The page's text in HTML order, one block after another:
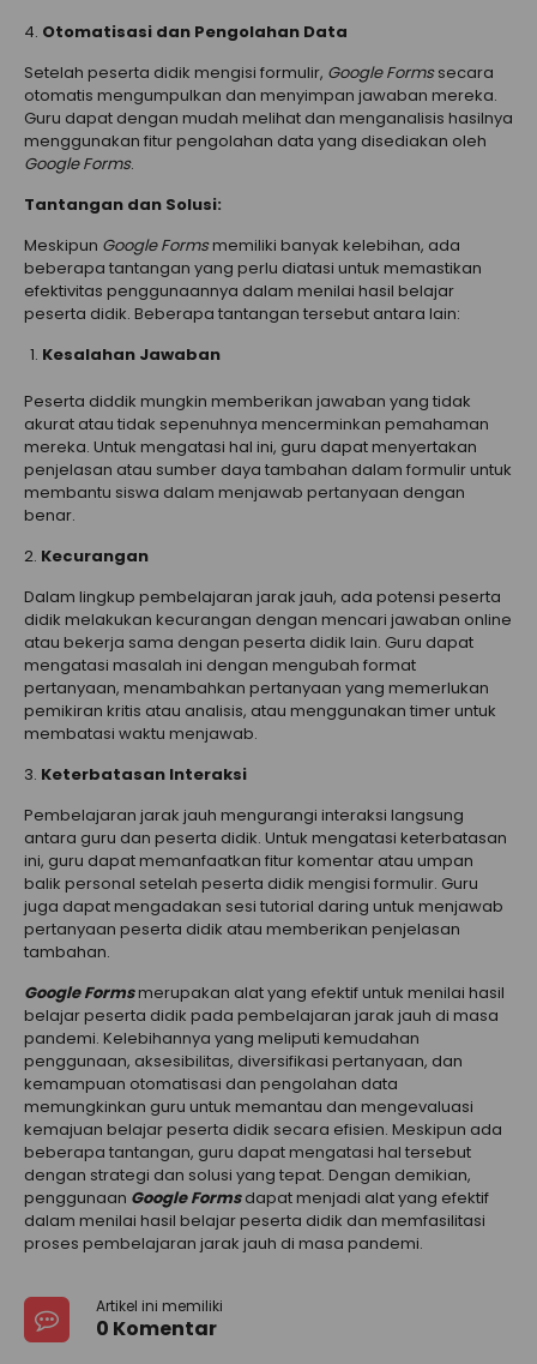
4. Otomatisasi dan Pengolahan Data
Setelah peserta didik mengisi formulir, Google Formssecara
otomatis mengumpulkan dan menyimpan jawaban mereka.
Guru dapat dengan mudah melihat dan menganalisis hasilnya
menggunakan fitur pengolahan data yang disediakan oleh
Google Forms.
Tantangan dan Solusi:
Meskipun Google Formsmemiliki banyak kelebihan, ada
beberapa tantangan yang perlu diatasi untuk memastikan
efektivitas penggunaannya dalam menilai hasil belajar
peserta didik. Beberapa tantangan tersebut antara lain:
Kesalahan Jawaban
Peserta diddik mungkin memberikan jawaban yang tidak
akurat atau tidak sepenuhnya mencerminkan pemahaman
mereka. Untuk mengatasi hal ini, guru dapat menyertakan
penjelasan atau sumber daya tambahan dalam formulir untuk
membantu siswa dalam menjawab pertanyaan dengan
benar.
2. Kecurangan
Dalam lingkup pembelajaran jarak jauh, ada potensi peserta
didik melakukan kecurangan dengan mencari jawaban online
atau bekerja sama dengan peserta didik lain. Guru dapat
mengatasi masalah ini dengan mengubah format
pertanyaan, menambahkan pertanyaan yang memerlukan
pemikiran kritis atau analisis, atau menggunakan timer untuk
membatasi waktu menjawab.
3. Keterbatasan Interaksi
Pembelajaran jarak jauh mengurangi interaksi langsung
antara guru dan peserta didik. Untuk mengatasi keterbatasan
ini, guru dapat memanfaatkan fitur komentar atau umpan
balik personal setelah peserta didik mengisi formulir. Guru
juga dapat mengadakan sesi tutorial daring untuk menjawab
pertanyaan peserta didik atau memberikan penjelasan
tambahan.
Google Formsmerupakan alat yang efektif untuk menilai hasil
belajar peserta didik pada pembelajaran jarak jauh di masa
pandemi. Kelebihannya yang meliputi kemudahan
penggunaan, aksesibilitas, diversifikasi pertanyaan, dan
kemampuan otomatisasi dan pengolahan data
memungkinkan guru untuk memantau dan mengevaluasi
kemajuan belajar peserta didik secara efisien. Meskipun ada
beberapa tantangan, guru dapat mengatasi hal tersebut
dengan strategi dan solusi yang tepat. Dengan demikian,
penggunaan Google Forms dapat menjadi alat yang efektif
dalam menilai hasil belajar peserta didik dan memfasilitasi
proses pembelajaran jarak jauh di masa pandemi.
Artikel ini memiliki
0 Komentar